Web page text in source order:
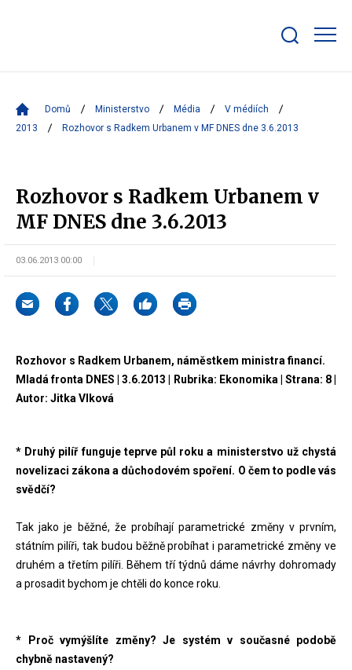
bar
Domů Ministerstvo Média
V médiích
2013
Rozhovor s Radkem Urbanem v MF DNES dne 3.6.2013
Rozhovor s Radkem Urbanem v
MF DNES dne 3.6.2013
03.06.2013 00:00
Rozhovor s Radkem Urbanem, náměstkem ministra financí.
Mladá fronta DNES | 3.6.2013 | Rubrika: Ekonomika | Strana: 8 |
Autor: Jitka Vlková
* Druhý pilíř funguje teprve půl roku a ministerstvo už chystá
novelizaci zákona a důchodovém spoření. O čem to podle vás
svědčí?
Tak jako je běžné, že probíhají parametrické změny v prvním,
státním pilíři, tak budou běžně probíhat i parametrické změny ve
druhém a třetím pilíři. Během tří týdnů dáme návrhy dohromady
a prosadit bychom je chtěli do konce roku.
* Proč vymýšlíte změny? Je systém v současné podobě
chybně nastavený?